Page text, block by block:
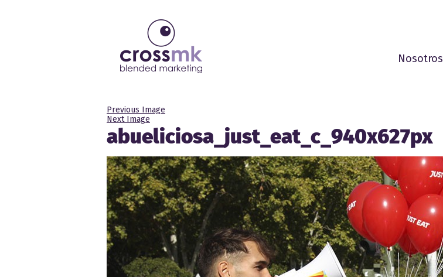
Nosotros
Previous Image
Next Image
abueliciosa_just_eat_c_940x627px